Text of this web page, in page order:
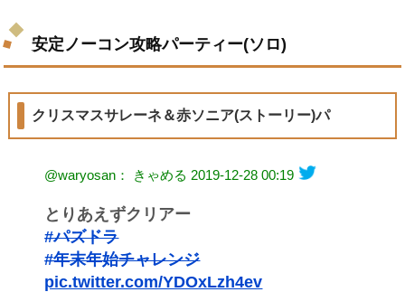
安定ノーコン攻略パーティー(ソロ)
クリスマスサレーネ＆赤ソニア(ストーリー)パ
@waryosan： きゃめる 2019-12-28 00:19
とりあえずクリアー
#パズドラ
#年末年始チャレンジ
pic.twitter.com/YDOxLzh4ev